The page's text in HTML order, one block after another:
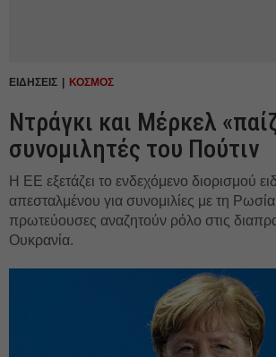
ΕΙΔΗΣΕΙΣ ΚΟΣΜΟΣ
Ντράγκι και Μέρκελ
συνομιλητές του Πούτιν
Η ΕΕ εξετάζει το ενδεχόμενο διορισμού
απεσταλμένου για συνομιλίες με τη
πρωτεύουσες αναζητούν ρόλο στις
Ουκρανία.